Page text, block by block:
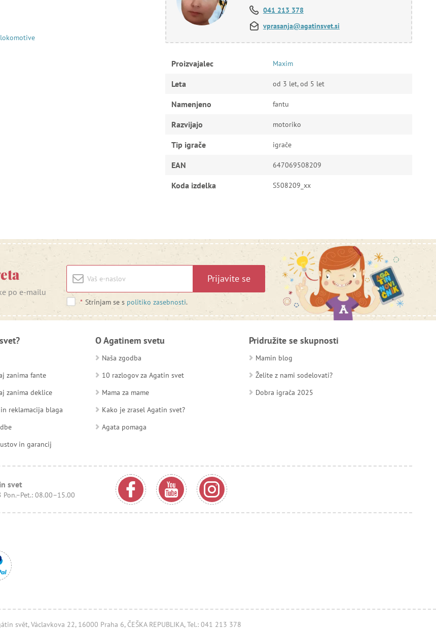
041 213 378
vprasanja@agatinsvet.si
Proizvajalec Maxim
Leta od 3 let, od 5 let
Namenjeno fantu
Razvijajo motoriko
Tip igrače igrače
EAN 647069508209
Koda izdelka S508209_xx
po e-mailu
Prijavite se
* Strinjam se s politiko zasebnosti.
zanima fante
zanima deklice
reklamacija blaga
in garancij
O Agatinem svetu
Naša zgodba
10 razlogov za Agatin svet
Mama za mame
Kako je zrasel Agatin svet?
Agata pomaga
Pridružite se skupnosti
Mamin blog
Želite z nami sodelovati?
Dobra igrača 2025
svet
Pon.–Pet.: 08.00–15.00
svět, Václavkova 22, 16000 Praha 6, ČEŠKA REPUBLIKA, Tel.: 041 213 378